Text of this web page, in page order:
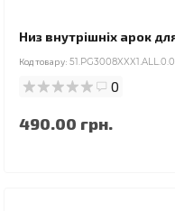
Низ внутрішніх арок
Код товару:
0
490.00 грн.